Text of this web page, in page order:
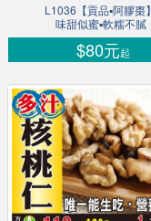
L1036【貢品▪阿膠棗】
味甜似蜜▪軟糯不膩
$80元起